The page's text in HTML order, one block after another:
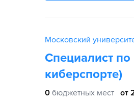
Московский
Специалист
киберспорте)
0 бюджетных мест от